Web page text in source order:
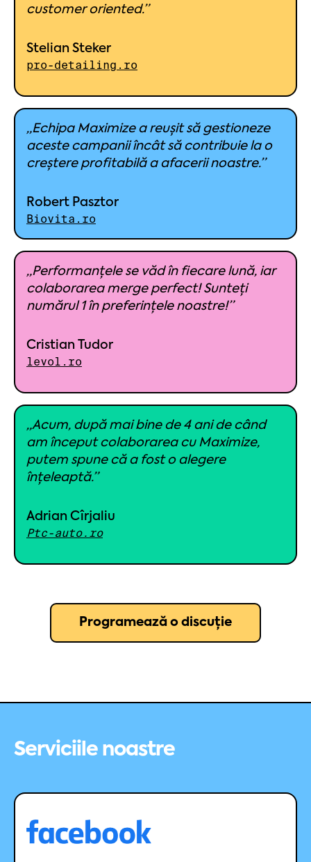
customer oriented.”
Stelian Steker
pro-detailing.ro
„Echipa Maximize a reușit să gestioneze
aceste campanii încât să contribuie la o
creștere profitabilă a afacerii noastre.”
Robert Pasztor
Biovita.ro
„Performanțele se văd în fiecare lună, iar
colaborarea merge perfect! Sunteți
numărul 1 în preferințele noastre!”
Cristian Tudor
levol.ro
„Acum, după mai bine de 4 ani de când
am început colaborarea cu Maximize,
putem spune că a fost o alegere
înțeleaptă.”
Adrian Cîrjaliu
Ptc-auto.ro
Programează o discuție
Serviciile noastre